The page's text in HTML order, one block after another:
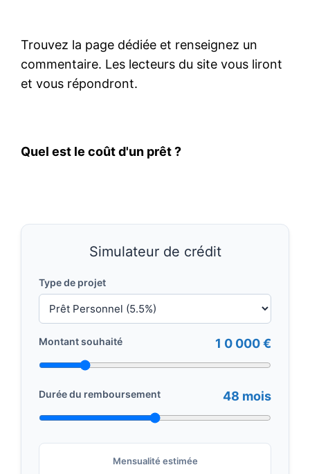
Trouvez la page dédiée et renseignez un
commentaire. Les lecteurs du site vous liront
et vous répondront.
Quel est le coût d'un prêt ?
Simulateur de crédit
Type de projet
Montant souhaité 1 0 000 €
Durée du remboursement 48 mois
Mensualité estimée